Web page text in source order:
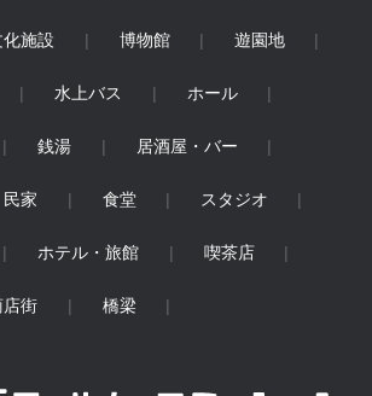
化施設 博物館 遊園地
水上バス ホール
銭湯 居酒屋・バー
民家 食堂 スタジオ
ホテル・旅館 喫茶店
店街 橋梁